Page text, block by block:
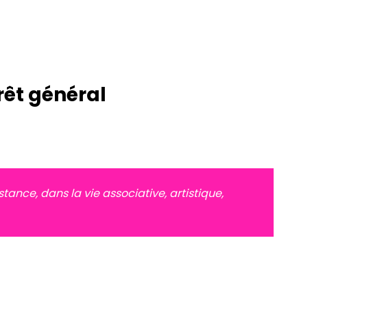
général
dans la vie associative, artistique,